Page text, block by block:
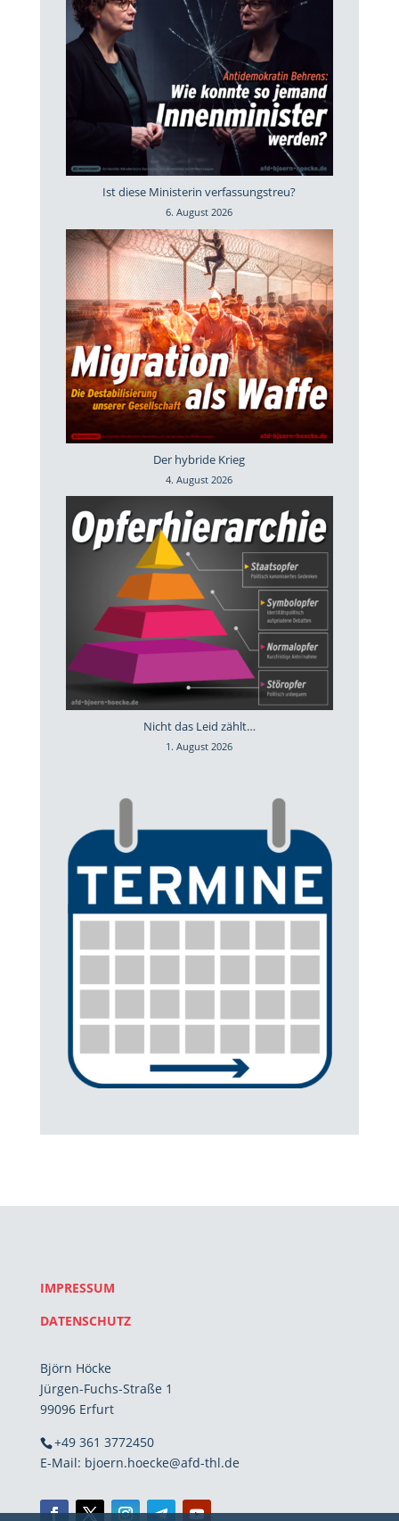
Ist diese Ministerin verfassungstreu?
6. August 2026
Der hybride Krieg
4. August 2026
Nicht das Leid zählt…
1. August 2026
IMPRESSUM
DATENSCHUTZ
Björn Höcke
Jürgen-Fuchs-Straße 1
99096 Erfurt
+49 361 3772450
E-Mail: bjoern.hoecke@afd-thl.de